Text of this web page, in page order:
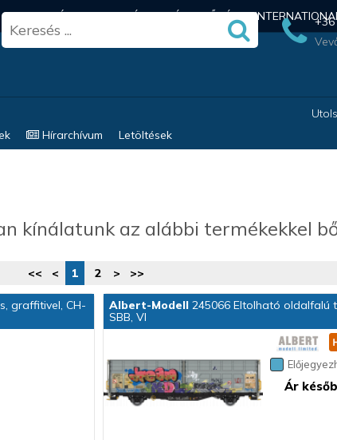
FRISS HÍREK KERESÉS ELÉRHETŐSÉG
+36
Hírarchívum Letöltések
kínálatunk az alábbi termékekkel
<< < 1 2 > >>
graffitivel, CH-
Albert-Modell245066 Eltolható oldalfalú
SBB, VI
Ár